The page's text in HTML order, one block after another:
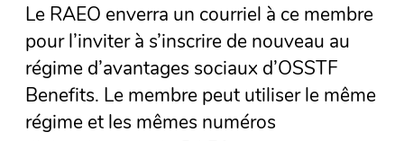
Le RAEO enverra un courriel à ce membre
pour l’inviter à s’inscrire de nouveau au
régime d’avantages sociaux d’OSSTF
Benefits. Le membre peut utiliser le même
régime et les mêmes numéros